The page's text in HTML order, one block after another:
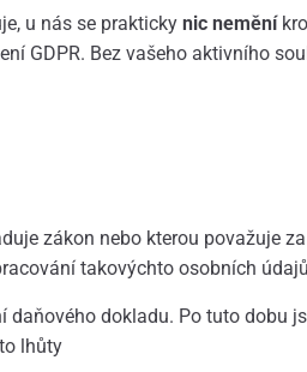
u nás se prakticky nic nemění
GDPR. Bez vašeho aktivního
zákon nebo kterou považuje
takovýchto osobních údajů
daňového dokladu. Po tuto dobu
lhůty